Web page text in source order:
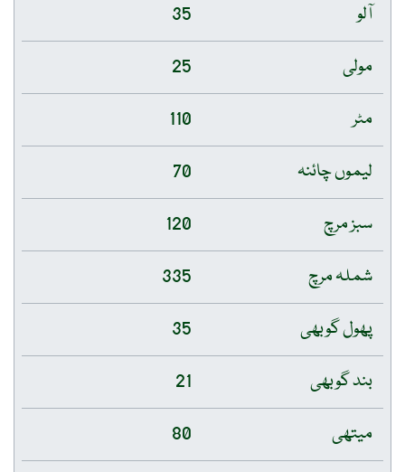
آلو
35
مولی
25
مٹر
110
لیموں چائنہ
70
سبز مرچ
120
شملہ مرچ
335
پھول گوبھی
35
بند گوبھی
21
میتھی
80